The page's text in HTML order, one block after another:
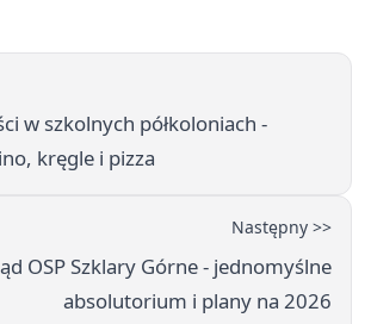
w szkolnych półkoloniach -
kręgle i pizza
Następny >>
OSP Szklary Górne - jednomyślne
absolutorium i plany na 2026